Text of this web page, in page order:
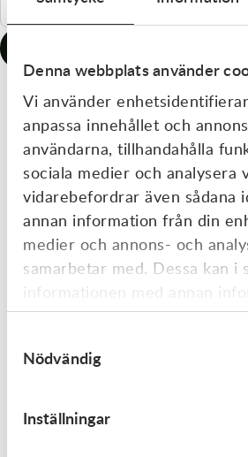
Denna webbplats använder
Vi använder
anpassa innehållet och
användarna, tillhandahålla
sociala medier och analysera
vidarebefordrar även sådana
annan information från din
medier och annons- och
samarbetar med. Dessa kan i
informationen med annan
har tillhandahållit eller som
Nödvändig
Inställningar
Skydd
Vätskesystem
Fjädring
Hjul
Lagersatser
Motordelar & Filter
Plast
Styren & Reglage
Mopedslang
Mousse
Slang
Trialdäck
Tubliss
Kylarvätska
Luftfilterolja & Rengöring
Oljepaket
Sprayer
Tvätt & Rengöring
Växellådsolja
Övriga Kemprodukter
Chassidelar
Drivremmar & Variatorremmar
Eldelar
Fjädring
Hytter & Flaklock
Karossdelar & Tillbehör
Kyl- & värmesystemdelar
Styren & Tillbehör
Transmission & Drivlina
Trail
Slangar